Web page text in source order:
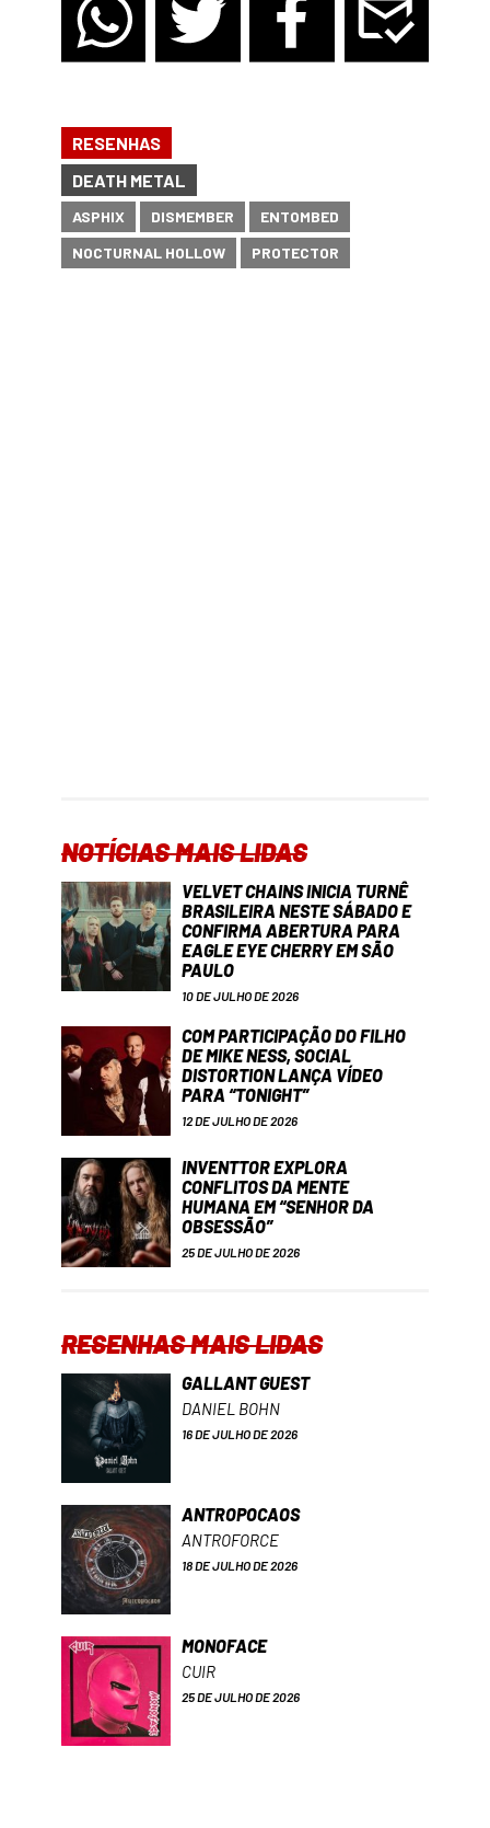
RESENHAS
DEATH METAL
ASPHIX DISMEMBER
ENTOMBED
NOCTURNAL HOLLOW
PROTECTOR
NOTÍCIAS MAIS LIDAS
VELVET CHAINS INICIA TURNÊ
BRASILEIRA NESTE SÁBADO E
CONFIRMA ABERTURA PARA
EAGLE EYE CHERRY EM SÃO
PAULO
10 DE JULHO DE 2026
COM PARTICIPAÇÃO DO FILHO
DE MIKE NESS, SOCIAL
DISTORTION LANÇA VÍDEO
PARA “TONIGHT”
12 DE JULHO DE 2026
INVENTTOR EXPLORA
CONFLITOS DA MENTE
HUMANA EM “SENHOR DA
OBSESSÃO”
25 DE JULHO DE 2026
RESENHAS MAIS LIDAS
GALLANT GUEST
DANIEL BOHN
16 DE JULHO DE 2026
ANTROPOCAOS
ANTROFORCE
18 DE JULHO DE 2026
MONOFACE
CUIR
25 DE JULHO DE 2026